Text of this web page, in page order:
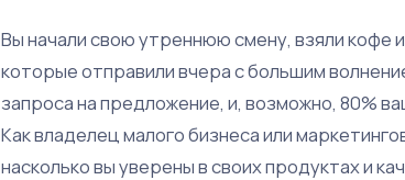
Вы начали свою утреннюю смену, взяли кофе
которые отправили вчера с большим
запроса на предложение, и, возможно, 80%
Как владелец малого бизнеса или
насколько вы уверены в своих продуктах и